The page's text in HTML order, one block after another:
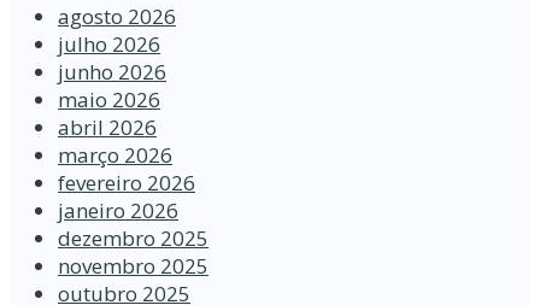
agosto 2026
julho 2026
junho 2026
maio 2026
abril 2026
março 2026
fevereiro 2026
janeiro 2026
dezembro 2025
novembro 2025
outubro 2025